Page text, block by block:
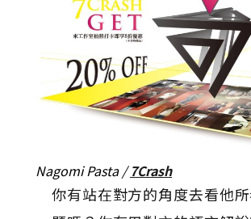
Nagomi Pasta /7Crash
你有站在對方的角度去看他